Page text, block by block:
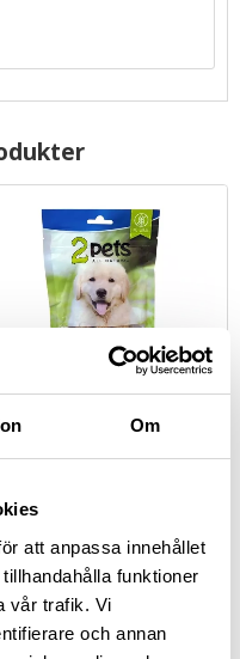
Om
att anpassa innehållet
funktioner
vår trafik. Vi
och annan
2pets Tuggrulle med
140 g
17 cm
69kr